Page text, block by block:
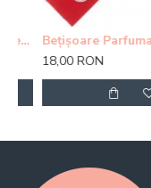
18,00 RON